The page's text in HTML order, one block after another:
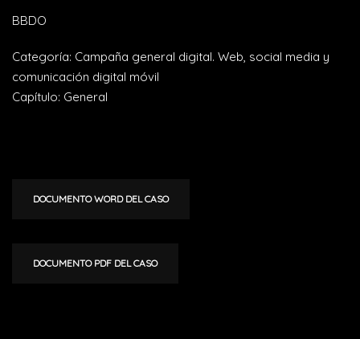
BBDO
Categoría: Campaña general digital. Web, social media y
comunicación digital móvil
Capítulo: General
DOCUMENTO WORD DEL CASO
DOCUMENTO PDF DEL CASO